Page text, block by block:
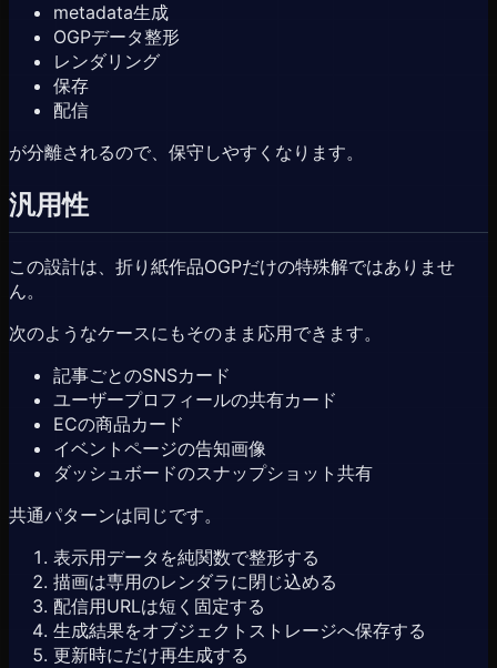
metadata生成
OGPデータ整形
レンダリング
保存
配信
が分離されるので、保守しやすくなります。
汎用性
この設計は、折り紙作品OGPだけの特殊解ではありませ
ん。
次のようなケースにもそのまま応用できます。
記事ごとのSNSカード
ユーザープロフィールの共有カード
ECの商品カード
イベントページの告知画像
ダッシュボードのスナップショット共有
共通パターンは同じです。
表示用データを純関数で整形する
描画は専用のレンダラに閉じ込める
配信用URLは短く固定する
生成結果をオブジェクトストレージへ保存する
更新時にだけ再生成する